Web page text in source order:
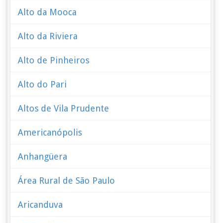
Alto da Mooca
Alto da Riviera
Alto de Pinheiros
Alto do Pari
Altos de Vila Prudente
Americanópolis
Anhangüera
Área Rural de São Paulo
Aricanduva